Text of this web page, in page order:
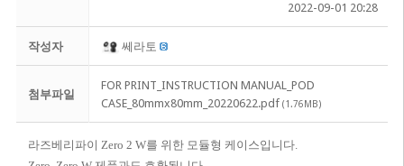
2022-09-01 20:28
작성자 쎄라토
첨부파일
FOR PRINT_INSTRUCTION MANUAL_POD
CASE_80mmx80mm_20220622.pdf (1.76MB)
라즈베리파이 Zero 2 W를 위한 모듈형 케이스입니다.